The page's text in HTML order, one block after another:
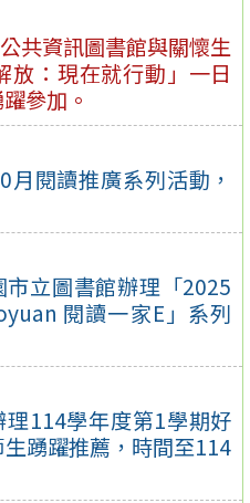
共資訊圖書館與關懷生
放：現在就行動」一日
參加。
閱讀推廣系列活動，
立圖書館辦理「2025
閱讀一家E」系列
114學年度第1學期好
踴躍推薦，時間至114